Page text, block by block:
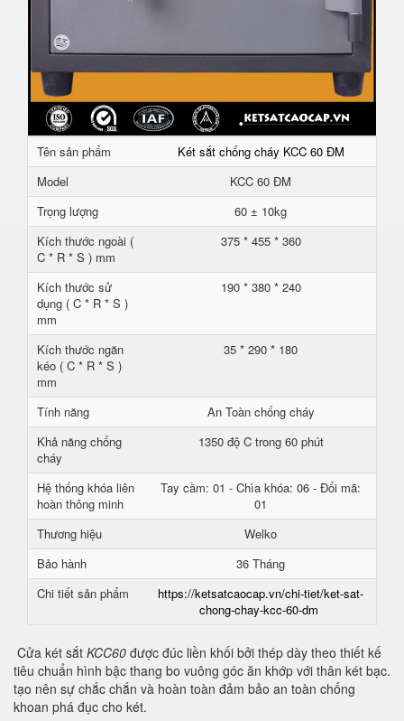
Tên sản phẩm
Két sắt chống cháy KCC 60 ĐM
Model
KCC 60 ĐM
Trọng lượng
60 ± 10kg
Kích thước ngoài (
C * R * S ) mm
375 * 455 * 360
Kích thước sử
dụng ( C * R * S )
mm
190 * 380 * 240
Kích thước ngăn
kéo ( C * R * S )
mm
35 * 290 * 180
Tính năng
An Toàn chống cháy
Khả năng chống
cháy
1350 độ C trong 60 phút
Hệ thống khóa liên
hoàn thông minh
Tay cầm: 01 - Chìa khóa: 06 - Đổi mã:
01
Thương hiệu
Welko
Bảo hành
36 Tháng
Chi tiết sản phẩm
https://ketsatcaocap.vn/chi-tiet/ket-sat-
chong-chay-kcc-60-dm
Cửa két sắt KCC60 được đúc liền khối bởi thép dày theo thiết kế
tiêu chuẩn hình bậc thang bo vuông góc ăn khớp với thân két bạc.
tạo nên sự chắc chắn và hoàn toàn đảm bảo an toàn chống
khoan phá đục cho két.